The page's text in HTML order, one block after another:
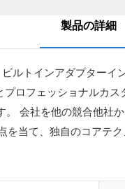
製品の詳細
ルトインアダプター
ロフェッショナルカ
会社を他の競合他社
当て、独自のコアテ